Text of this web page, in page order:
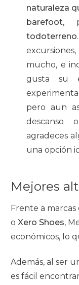
naturaleza
barefoot,
todoterreno
mucho, e
gusta su
pero aun
descanso
agradeces
una opción
Mejores
Frente a marcas
o Xero Shoes,
económicos, lo
Además, al ser
es fácil